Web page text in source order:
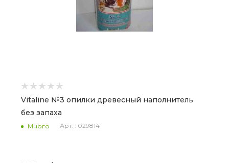
Vitaline №3 опилки древесный наполнитель
без запаха
Много Арт. : 029814